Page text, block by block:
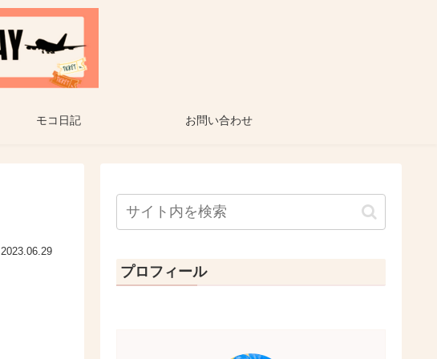
モコ日記 お問い合わせ
2023.06.29
プロフィール